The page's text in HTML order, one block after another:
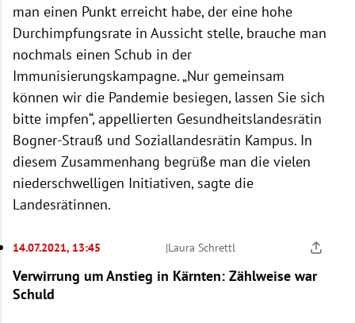
man einen Punkt erreicht habe, der eine hohe
Durchimpfungsrate in Aussicht stelle, brauche man
nochmals einen Schub in der
Immunisierungskampagne. „Nur gemeinsam
können wir die Pandemie besiegen, lassen Sie sich
bitte impfen“, appellierten Gesundheitslandesrätin
Bogner-Strauß und Soziallandesrätin Kampus. In
diesem Zusammenhang begrüße man die vielen
niederschwelligen Initiativen, sagte die
Landesrätinnen.
14.07.2021, 13:45 |Laura Schrettl
Verwirrung um Anstieg in Kärnten: Zählweise war
Schuld